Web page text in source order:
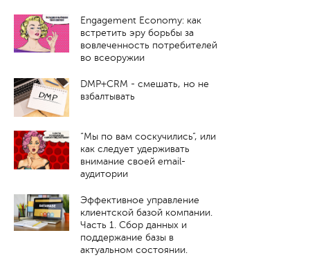
Engagement Economy: как
встретить эру борьбы за
вовлеченность потребителей
во всеоружии
DMP+CRM - смешать, но не
взбалтывать
“Мы по вам соскучились”, или
как следует удерживать
внимание своей email-
аудитории
Эффективное управление
клиентской базой компании.
Часть 1. Cбор данных и
поддержание базы в
актуальном состоянии.